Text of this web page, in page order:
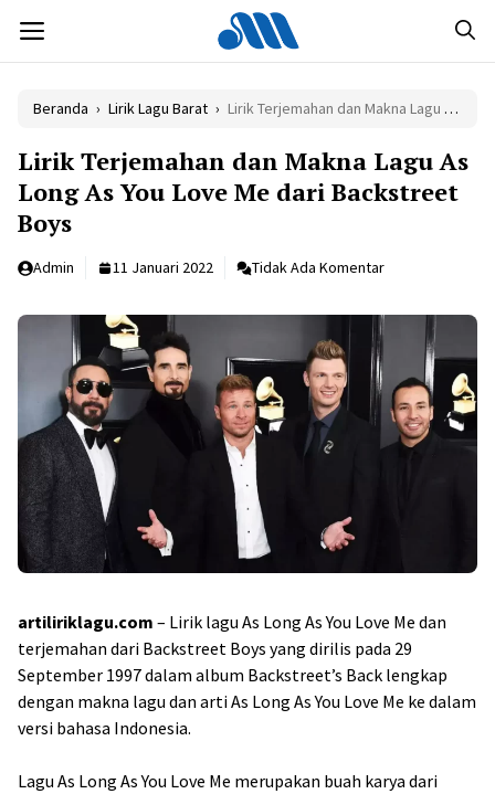
isi
MENU
Beranda › Lirik Lagu Barat › Lirik Terjemahan dan Makna Lagu As Long As You Love Me dari Backstreet Boys
Lirik Terjemahan dan Makna Lagu As
Long As You Love Me dari Backstreet
Boys
Admin 11 Januari 2022 Tidak Ada Komentar
artiliriklagu.com – Lirik lagu As Long As You Love Me dan
terjemahan dari Backstreet Boys yang dirilis pada 29
September 1997 dalam album Backstreet’s Back lengkap
dengan makna lagu dan arti As Long As You Love Me ke dalam
versi bahasa Indonesia.
Lagu As Long As You Love Me merupakan buah karya dari